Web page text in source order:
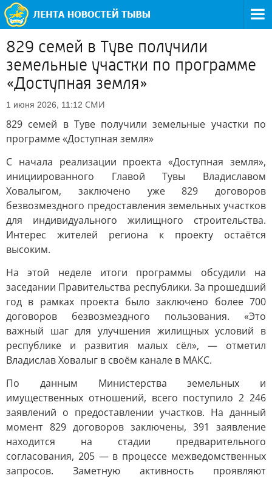
829 семей в Туве получили
земельные участки по программе
«Доступная земля»
1 июня 2026, 11:12 СМИ
829 семей в Туве получили земельные участки по
программе «Доступная земля»
С начала реализации проекта «Доступная земля»,
инициированного Главой Тувы Владиславом
Ховалыгом, заключено уже 829 договоров
безвозмездного предоставления земельных участков
для индивидуального жилищного строительства.
Интерес жителей региона к проекту остаётся
высоким.
На этой неделе итоги программы обсудили на
заседании Правительства республики. За прошедший
год в рамках проекта было заключено более 700
договоров безвозмездного пользования. «Это
важный шаг для улучшения жилищных условий в
республике и развития малых сёл», — отметил
Владислав Ховалыг в своём канале в МАКС.
По данным Министерства земельных и
имущественных отношений, всего поступило 2 246
заявлений о предоставлении участков. На данный
момент 829 договоров заключены, 391 заявление
находится на стадии предварительного
согласования, 205 — в процессе межведомственных
запросов. Заметную активность проявляют